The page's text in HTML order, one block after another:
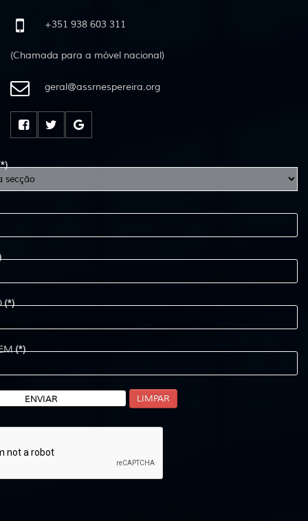
+351 938 603 311
(Chamada para a móvel nacional)
geral@assrnespereira.org
(*)
(*)
ENVIAR LIMPAR